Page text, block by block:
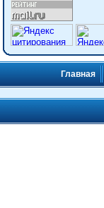
Главная